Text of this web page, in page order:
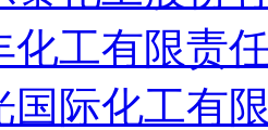
化工有限责
国际化工有